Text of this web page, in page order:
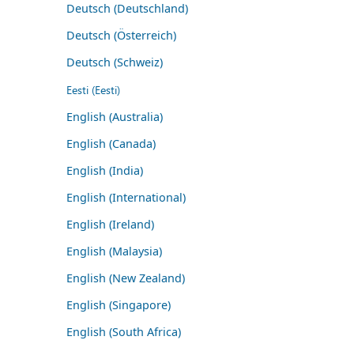
Deutsch (Deutschland)
Deutsch (Österreich)
Deutsch (Schweiz)
Eesti (Eesti)
English (Australia)
English (Canada)
English (India)
English (International)
English (Ireland)
English (Malaysia)
English (New Zealand)
English (Singapore)
English (South Africa)